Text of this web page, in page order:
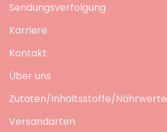
Sendungsverfolgung
Karriere
Kontakt
Über uns
Zutaten/Inhaltsstoffe/Nährwerte
Versandarten